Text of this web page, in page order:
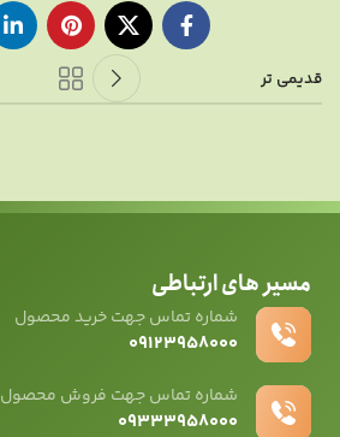
قدیمی تر
مسیر های ارتباطی
شماره تماس جهت خرید محصول
۰۹۱۲۳۹۵۸۰۰۰
شماره تماس جهت فروش محصول
۰۹۳۳۳۹۵۸۰۰۰